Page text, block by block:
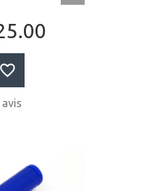
MAINTENANT
avis